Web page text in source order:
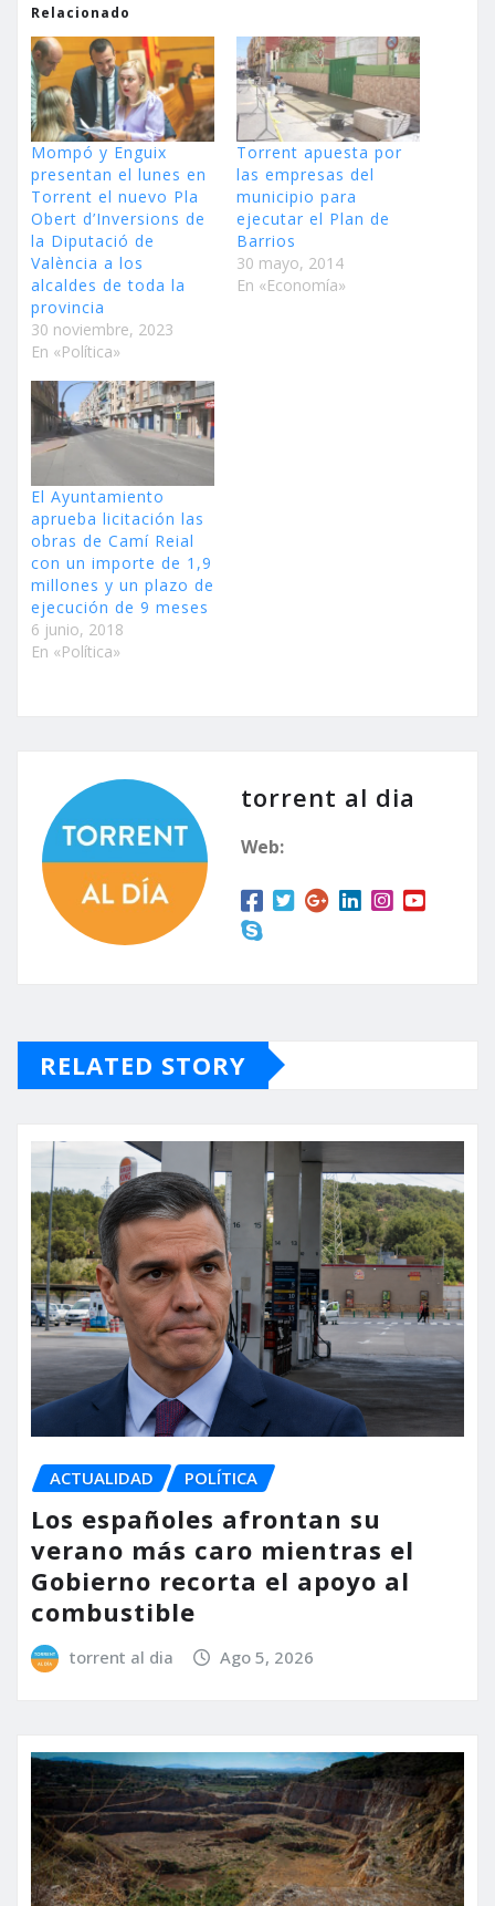
Relacionado
Mompó y Enguix
presentan el lunes en
Torrent el nuevo Pla
Obert d’Inversions de
la Diputació de
València a los
alcaldes de toda la
provincia
30 noviembre, 2023
En «Política»
Torrent apuesta por
las empresas del
municipio para
ejecutar el Plan de
Barrios
30 mayo, 2014
En «Economía»
El Ayuntamiento
aprueba licitación las
obras de Camí Reial
con un importe de 1,9
millones y un plazo de
ejecución de 9 meses
6 junio, 2018
En «Política»
torrent al dia
Web:
RELATED STORY
ACTUALIDAD POLÍTICA
Los españoles afrontan su
verano más caro mientras el
Gobierno recorta el apoyo al
combustible
torrent al dia Ago 5, 2026